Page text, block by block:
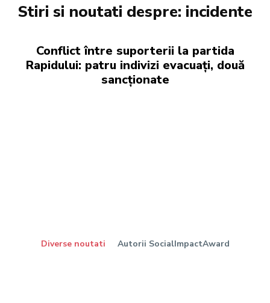
Stiri si noutati despre: incidente
Conflict între suporterii la partida
Rapidului: patru indivizi evacuați, două
sancționate
Diverse noutati Autorii SocialImpactAward